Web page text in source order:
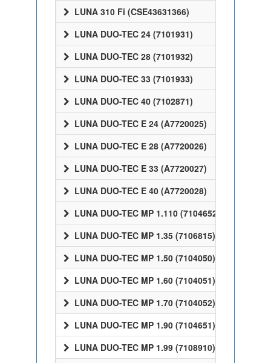
LUNA 310 Fi (CSE43631366)
LUNA DUO-TEC 24 (7101931)
LUNA DUO-TEC 28 (7101932)
LUNA DUO-TEC 33 (7101933)
LUNA DUO-TEC 40 (7102871)
LUNA DUO-TEC E 24 (A7720025)
LUNA DUO-TEC E 28 (A7720026)
LUNA DUO-TEC E 33 (A7720027)
LUNA DUO-TEC E 40 (A7720028)
LUNA DUO-TEC MP 1.110 (7104652)
LUNA DUO-TEC MP 1.35 (7106815)
LUNA DUO-TEC MP 1.50 (7104050)
LUNA DUO-TEC MP 1.60 (7104051)
LUNA DUO-TEC MP 1.70 (7104052)
LUNA DUO-TEC MP 1.90 (7104651)
LUNA DUO-TEC MP 1.99 (7108910)